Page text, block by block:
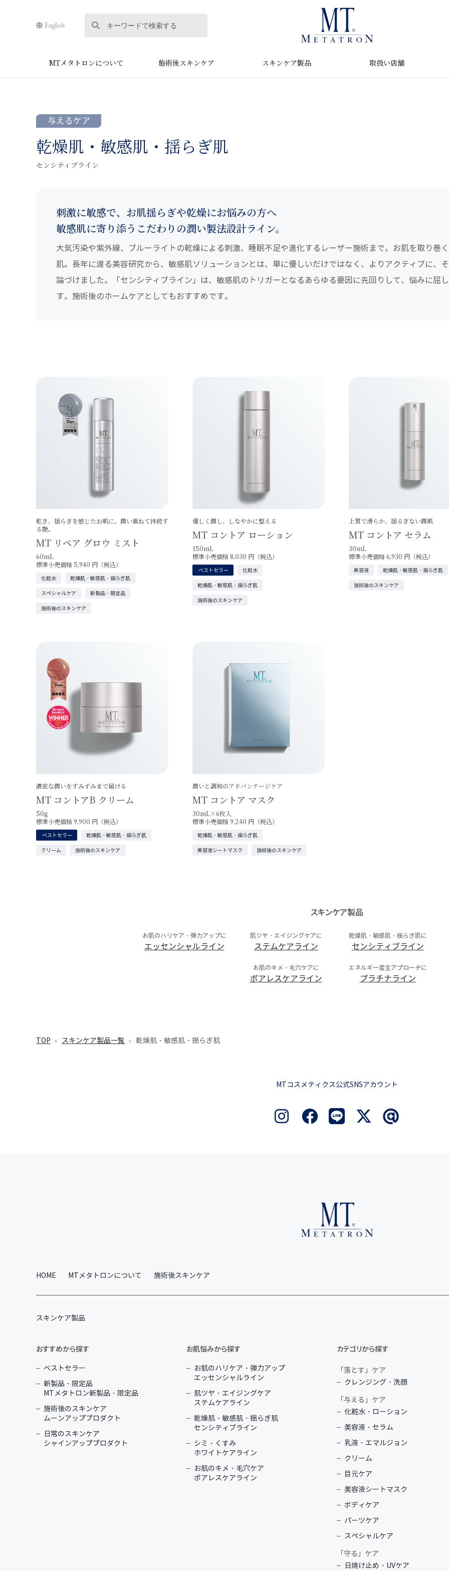
English
MTメタトロンについて 施術後スキンケア スキンケア製品 取扱い店舗
与えるケア
乾燥肌・敏感肌・揺らぎ肌
センシティブライン
刺激に敏感で、お肌揺らぎや乾燥にお悩みの方へ
敏感肌に寄り添うこだわりの潤い製法設計ライン。
大気汚染や紫外線、ブルーライトの乾燥による刺激、睡眠不足や進化するレーザー施術まで。お肌を取り巻
肌。長年に渡る美容研究から、敏感肌ソリューションとは、単に優しいだけではなく、よりアクティブに、
論づけました。「センシティブライン」は、敏感肌のトリガーとなるあらゆる要因に先回りして、悩みに屈
す。施術後のホームケアとしてもおすすめです。
乾き、揺らぎを感じたお肌に。潤い重ねて持続す
る艶。
MT リペア グロウ ミスト
60mL
標準小売価格 5,940 円（税込）
化粧水 乾燥肌・敏感肌・揺らぎ肌
スペシャルケア 新製品・限定品
施術後のスキンケア
優しく潤し、しなやかに整える
MT コントア ローション
150mL
標準小売価格 8,030 円（税込）
化粧水
乾燥肌・敏感肌・揺らぎ肌
ベストセラー
施術後のスキンケア
上質で滑らか、揺るぎない潤肌
MT コントア セラム
30mL
標準小売価格 6,930 円（税込）
美容液 乾燥肌・敏感肌・揺らぎ肌
施術後のスキンケア
濃密な潤いをすみずみまで届ける
MT コントアB クリーム
50g
標準小売価格 9,900 円（税込）
乾燥肌・敏感肌・揺らぎ肌
クリーム
ベストセラー
施術後のスキンケア
潤いと調和のアドバンテージケア
MT コントア マスク
30mL×6枚入
標準小売価格 9,240 円（税込）
乾燥肌・敏感肌・揺らぎ肌
美容液シートマスク 施術後のスキンケア
スキンケア製品
お肌のハリケア・弾力アップに
エッセンシャルライン
肌ツヤ・エイジングケアに
ステムケアライン
乾燥肌・敏感肌・揺らぎ肌に
センシティブライン
お肌のキメ・毛穴ケアに
ポアレスケアライン
エネルギー産生アプローチに
プラチナライン
TOP スキンケア製品一覧 乾燥肌・敏感肌・揺らぎ肌
MTコスメティクス公式SNSアカウント
HOME MTメタトロンについて 施術後スキンケア
スキンケア製品
おすすめから探す
ベストセラー
新製品・限定品
MTメタトロン新製品・限定品
施術後のスキンケア
ムーンアッププロダクト
日常のスキンケア
シャインアッププロダクト
お肌悩みから探す
お肌のハリケア・弾力アップ
エッセンシャルライン
肌ツヤ・エイジングケア
ステムケアライン
乾燥肌・敏感肌・揺らぎ肌
センシティブライン
シミ・くすみ
ホワイトケアライン
お肌のキメ・毛穴ケア
ポアレスケアライン
カテゴリから探す
「落とす」ケア
クレンジング・洗顔
「与える」ケア
化粧水・ローション
美容液・セラム
乳液・エマルジョン
クリーム
目元ケア
美容液シートマスク
ボディケア
パーツケア
スペシャルケア
「守る」ケア
日焼け止め・UVケア